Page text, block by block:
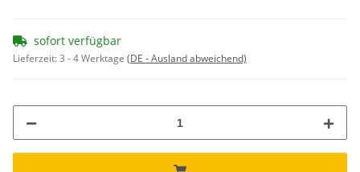
sofort verfügbar
Lieferzeit:3 - 4 Werktage (DE - Ausland abweichend)